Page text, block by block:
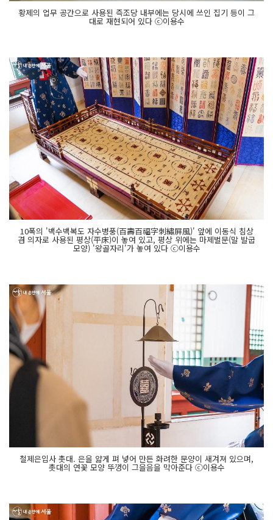
황제의 업무 공간으로 사용된 즉조당 내부에는 당시에 쓰인 집기 등이 그
대로 재현되어 있다 ⓒ이용수
10폭의 '백수백복도 자수병풍(百壽百福字刺繡屛風)' 앞에 이동식 침상
겸 의자로 사용된 평상(平床)이 놓여 있고, 평상 위에는 마제벌문(말 발굽
모양) '왕골자리'가 놓여 있다 ⓒ이용수
철제은입사 촛대. 은을 얇게 펴 넣어 만든 화려한 문양이 새겨져 있으며,
촛대의 연꽃 모양 뚜껑이 그을음을 막아준다 ⓒ이용수